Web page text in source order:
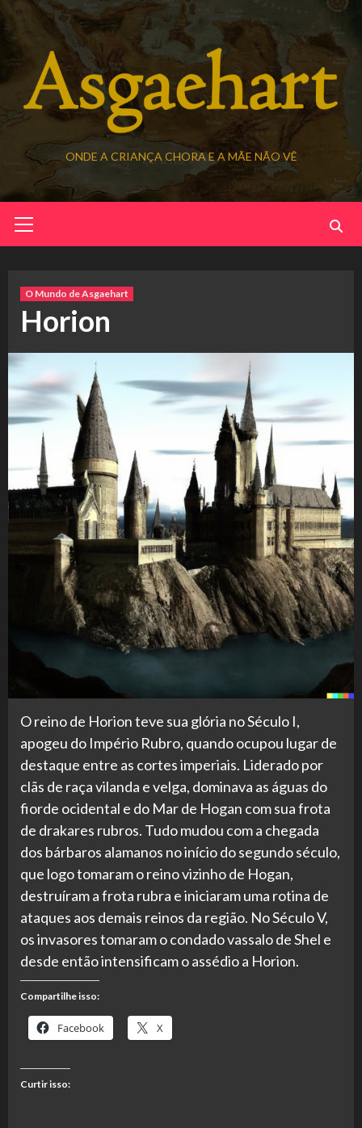
Skip
to
content
ONDE A CRIANÇA CHORA E A MÃE NÃO VÊ
Menu
O Mundo de Asgaehart
Horion
O reino de Horion teve sua glória no Século I,
apogeu do Império Rubro, quando ocupou lugar de
destaque entre as cortes imperiais. Liderado por
clãs de raça vilanda e velga, dominava as águas do
fiorde ocidental e do Mar de Hogan com sua frota
de drakares rubros. Tudo mudou com a chegada
dos bárbaros alamanos no início do segundo século,
que logo tomaram o reino vizinho de Hogan,
destruíram a frota rubra e iniciaram uma rotina de
ataques aos demais reinos da região. No Século V,
os invasores tomaram o condado vassalo de Shel e
desde então intensificam o assédio a Horion.
Compartilhe isso:
Facebook X
Curtir isso: